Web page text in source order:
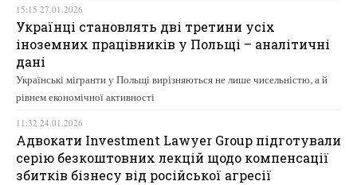
15:15 27.01.2026
Українці становлять дві третини усіх
іноземних працівників у Польщі – аналітичні
дані
Українські мігранти у Польщі вирізняються не лише чисельністю, а й
рівнем економічної активності
11:32 24.01.2026
Адвокати Investment Lawyer Group підготували
серію безкоштовних лекцій щодо компенсації
збитків бізнесу від російської агресії